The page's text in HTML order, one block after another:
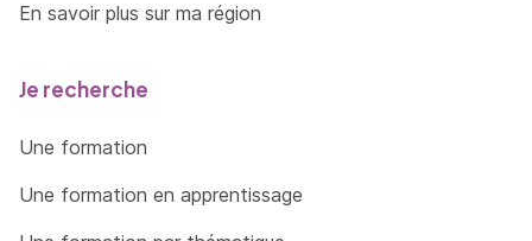
En savoir plus sur ma région
Je recherche
Une formation
Une formation en apprentissage